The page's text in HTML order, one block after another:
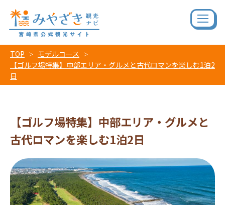
TOP
モデルコース
【ゴルフ場特集】中部エリア・グルメと古代ロマンを楽しむ1泊2
日
【ゴルフ場特集】中部エリア・グルメと
古代ロマンを楽しむ1泊2日